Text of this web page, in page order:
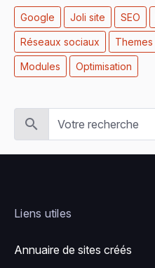
Google Joli site SEO
Réseaux sociaux Themes
Modules Optimisation
Liens utiles
Annuaire de sites créés